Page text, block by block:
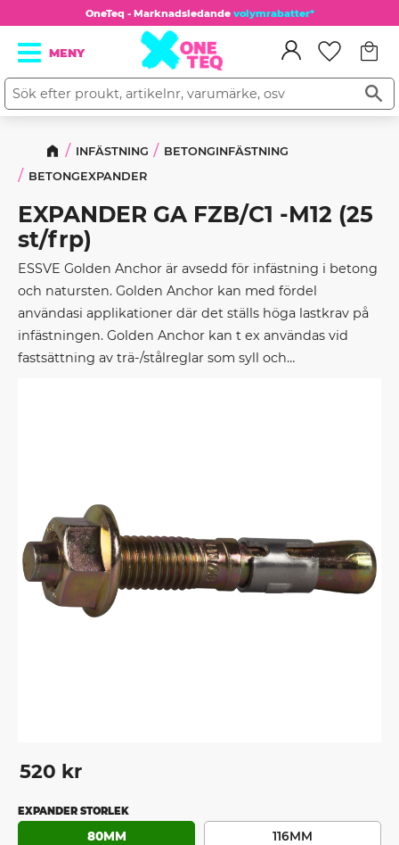
Meny
OneTeq - Marknadsledande volymrabatter*
INFÄSTNING
BETONGINFÄSTNING
BETONGEXPANDER
EXPANDER GA FZB/C1 -M12 (25
st/frp)
ESSVE Golden Anchor är avsedd för infästning i betong
och natursten. Golden Anchor kan med fördel
användasi applikationer där det ställs höga lastkrav på
infästningen. Golden Anchor kan t ex användas vid
fastsättning av trä-/stålreglar som syll och
520 kr
EXPANDER STORLEK
80MM 116MM